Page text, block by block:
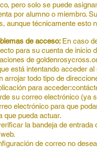
pero solo se puede
por alumno o miembro.
aunque técnicamente esto
de acceso: En caso
para su cuenta de inicio
de
está intentando acceder
arrojar todo tipo de
para acceder:
su correo electrónico (ya
electrónico para que
que pueda actuar.
la bandeja de
de correo no